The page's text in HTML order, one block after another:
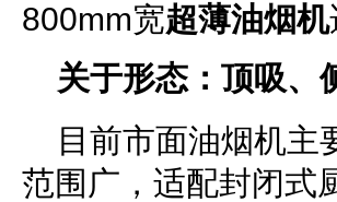
800mm宽超薄油烟机
关于形态：顶吸、
目前市面油烟机主
范围广，适配封闭式